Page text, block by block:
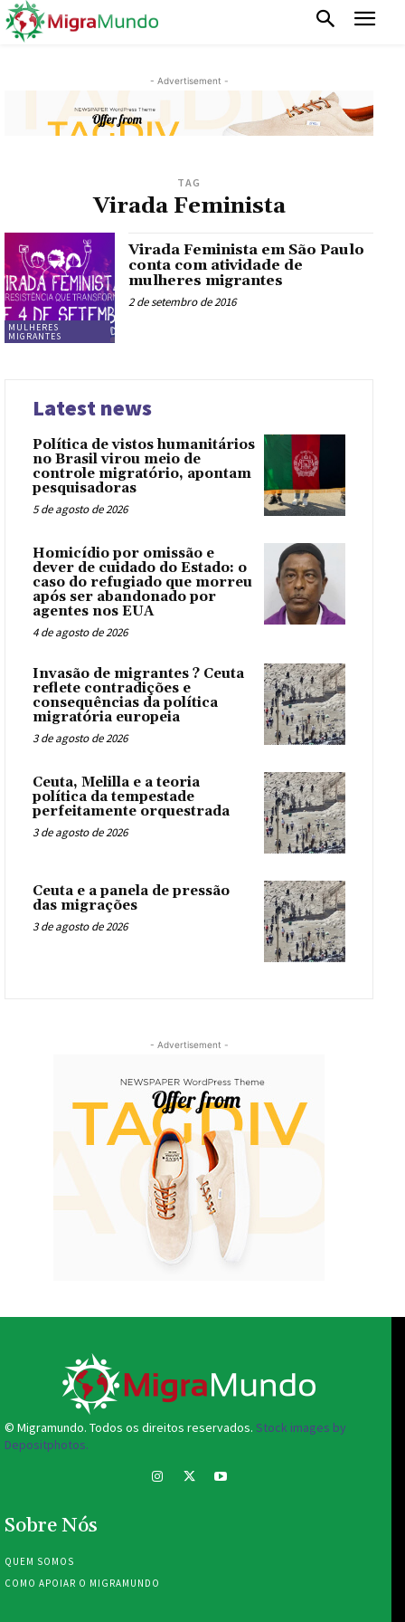
- Advertisement -
TAG
Virada Feminista
MULHERES
MIGRANTES
Virada Feminista em São Paulo
conta com atividade de
mulheres migrantes
2 de setembro de 2016
Latest news
Política de vistos humanitários
no Brasil virou meio de
controle migratório, apontam
pesquisadoras
5 de agosto de 2026
Homicídio por omissão e
dever de cuidado do Estado: o
caso do refugiado que morreu
após ser abandonado por
agentes nos EUA
4 de agosto de 2026
Invasão de migrantes ? Ceuta
reflete contradições e
consequências da política
migratória europeia
3 de agosto de 2026
Ceuta, Melilla e a teoria
política da tempestade
perfeitamente orquestrada
3 de agosto de 2026
Ceuta e a panela de pressão
das migrações
3 de agosto de 2026
- Advertisement -
© Migramundo. Todos os direitos reservados. Stock images by
Depositphotos.
Sobre Nós
QUEM SOMOS
COMO APOIAR O MIGRAMUNDO